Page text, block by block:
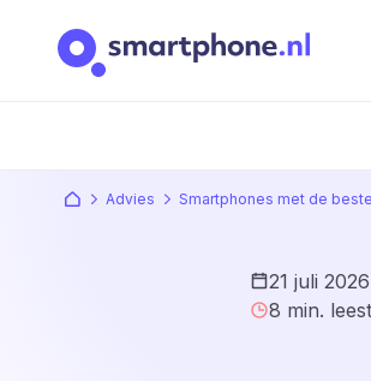
Advies Smartphones met de
21 juli 2026
8 min.